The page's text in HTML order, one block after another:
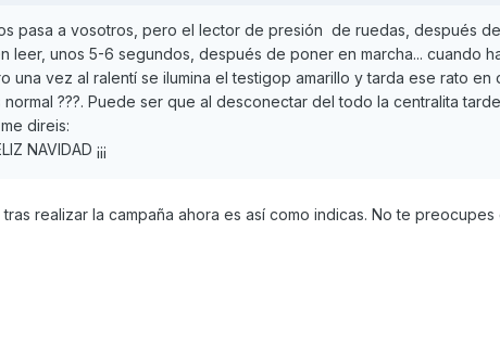
pasa a vosotros, pero el lector de presión de ruedas, después de
leer, unos 5-6 segundos, después de poner en marcha... cuando
una vez al ralentí se ilumina el testigop amarillo y tarda ese rato en
normal ???. Puede ser que al desconectar del todo la centralita
direis:
NAVIDAD ¡¡¡
tras realizar la campaña ahora es así como indicas. No te